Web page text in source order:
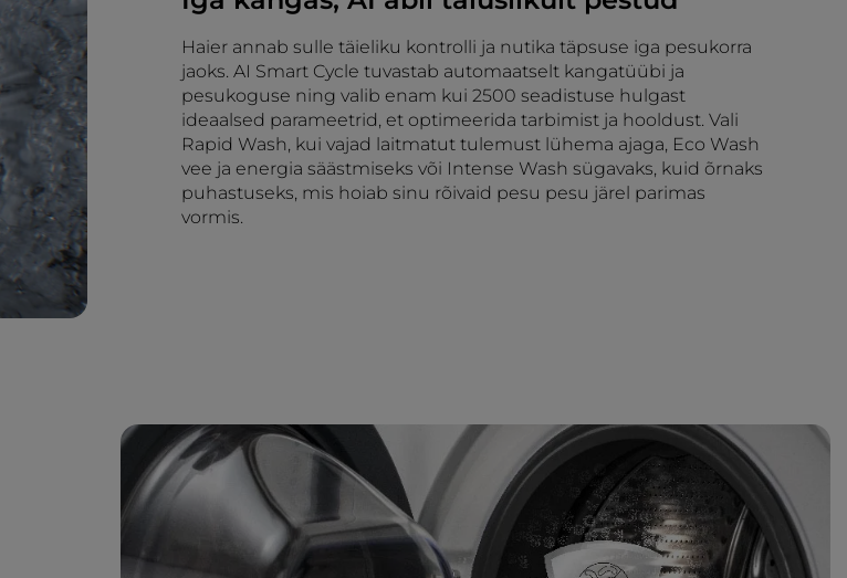
Haier annab sulle täieliku kontrolli ja nutika täpsuse iga pesukorra
jaoks. AI Smart Cycle tuvastab automaatselt kangatüübi ja
pesukoguse ning valib enam kui 2500 seadistuse hulgast
ideaalsed parameetrid, et optimeerida tarbimist ja hooldust. Vali
Rapid Wash, kui vajad laitmatut tulemust lühema ajaga, Eco Wash
vee ja energia säästmiseks või Intense Wash sügavaks, kuid õrnaks
puhastuseks, mis hoiab sinu rõivaid pesu pesu järel parimas
vormis.